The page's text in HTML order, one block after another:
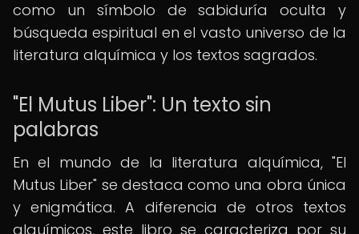
como un símbolo de sabiduría oculta y
búsqueda espiritual en el vasto universo de la
literatura alquímica y los textos sagrados.
"El Mutus Liber": Un texto sin
palabras
En el mundo de la literatura alquímica, "El
Mutus Liber" se destaca como una obra única
y enigmática. A diferencia de otros textos
alquímicos, este libro se caracteriza por su